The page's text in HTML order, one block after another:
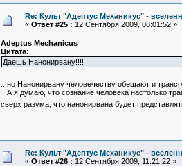
Re: Культ "Адептус Механикус" -
« Ответ #25 : 12 Сентября 2009, 08:01:52 »
Adeptus Mechanicus
Цитата:
Даешь Нанонирвану!!!!
...но Нанонирвану человечеству обещают и
А я думаю, что сознание человека настолько
сверх разума, что нанонирвана будет
Re: Культ "Адептус Механикус" -
« Ответ #26 : 12 Сентября 2009, 11:21:22 »